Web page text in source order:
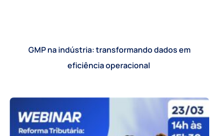
GMP na indústria: transformando dados em
eficiência operacional